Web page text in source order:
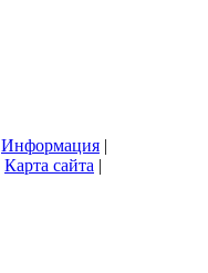
Информация |
Карта сайта |